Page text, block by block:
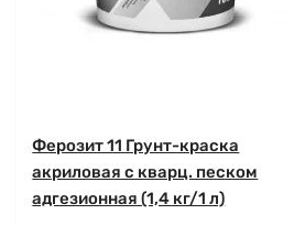
Ферозит 11 Грунт-краска
акриловая с кварц. песком
адгезионная (1,4 кг/1 л)